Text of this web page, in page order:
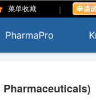
菜单收藏 |
PharmaPro